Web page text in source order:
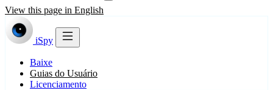
View this page in English
iSpy
Baixe
Guias do Usuário
Licenciamento